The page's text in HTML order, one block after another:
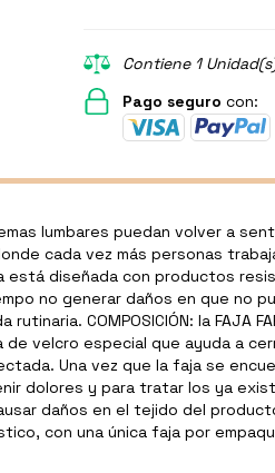
Contiene 1
Pago seguro con:
lumbares puedan volver a
cada vez más personas
diseñada con productos
no generar daños en que no
COMPOSICIÓN: la FAJA
especial que ayuda a
Una vez que la faja se
y para tratar los ya
daños en el tejido del
con una única faja por